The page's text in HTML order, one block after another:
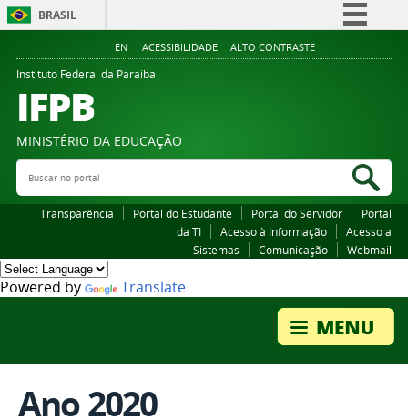
BRASIL
Simplifique!
Legislação
EN ACESSIBILIDADE ALTO CONTRASTE
Instituto Federal da Paraiba
IFPB
MINISTÉRIO DA EDUCAÇÃO
Buscar no portal
Transparência Portal do Estudante Portal do Servidor
Portal
da TI
Acesso à Informação
Acesso a
Sistemas
Comunicação Webmail
Powered by Translate
Ano 2020